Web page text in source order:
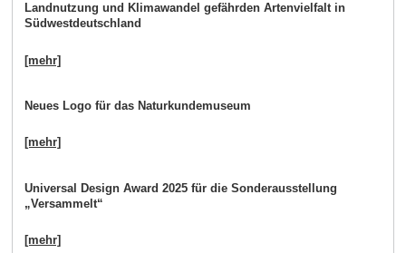
Landnutzung und Klimawandel gefährden Artenvielfalt in
Südwestdeutschland
[mehr]
Neues Logo für das Naturkundemuseum
[mehr]
Universal Design Award 2025 für die Sonderausstellung
„Versammelt“
[mehr]